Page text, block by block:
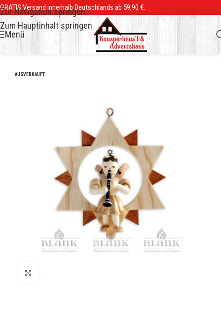
Zur Navigation springen
Zum Hauptinhalt springen
GRATIS Versand innerhalb Deutschlands ab 59,90 €.
Menü
AUSVERKAUFT